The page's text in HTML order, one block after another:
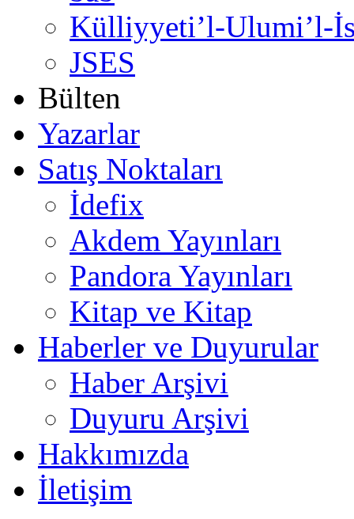
Külliyyeti’l-Ulumi’l-
JSES
Bülten
Yazarlar
Satış Noktaları
İdefix
Akdem Yayınları
Pandora Yayınları
Kitap ve Kitap
Haberler ve Duyurular
Haber Arşivi
Duyuru Arşivi
Hakkımızda
İletişim